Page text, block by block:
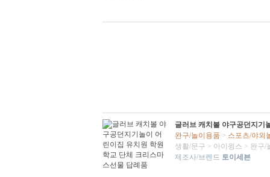
글러브 캐치볼 야구공던지기
완구/놀이용품 > 스포츠/야외
생활/문구 > 아이윙스 > 완구/
제조사/브렌드 토이세븐